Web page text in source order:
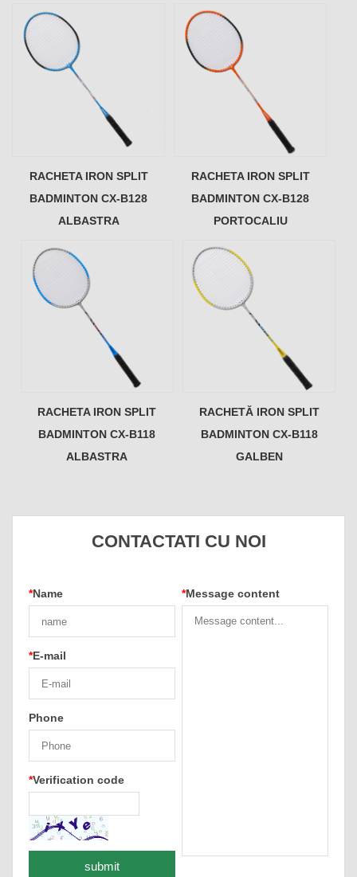
RACHETA IRON SPLIT
BADMINTON CX-B128
ALBASTRA
RACHETA IRON SPLIT
BADMINTON CX-B128
PORTOCALIU
RACHETA IRON SPLIT
BADMINTON CX-B118
ALBASTRA
RACHETĂ IRON SPLIT
BADMINTON CX-B118
GALBEN
CONTACTATI CU NOI
*Name
*E-mail
Phone
*Verification code
*Message content